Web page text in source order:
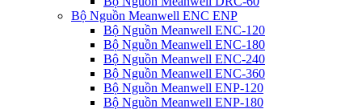
Bộ Nguồn Meanwell ENC ENP
Bộ Nguồn Meanwell ENC-120
Bộ Nguồn Meanwell ENC-180
Bộ Nguồn Meanwell ENC-240
Bộ Nguồn Meanwell ENC-360
Bộ Nguồn Meanwell ENP-120
Bộ Nguồn Meanwell ENP-180